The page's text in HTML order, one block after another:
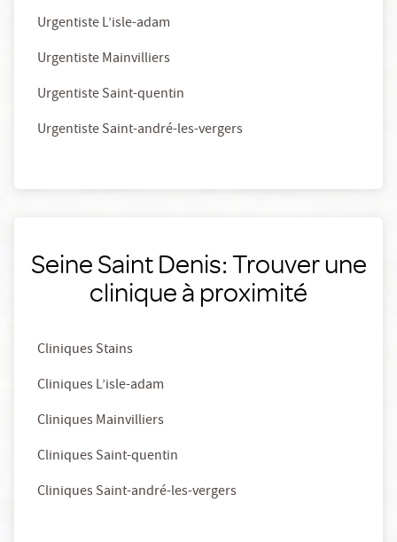
Urgentiste L’isle-adam
Urgentiste Mainvilliers
Urgentiste Saint-quentin
Urgentiste Saint-andré-les-vergers
Seine Saint Denis: Trouver une
clinique à proximité
Cliniques Stains
Cliniques L’isle-adam
Cliniques Mainvilliers
Cliniques Saint-quentin
Cliniques Saint-andré-les-vergers